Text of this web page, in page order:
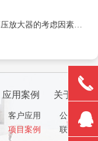
放大器的考虑因素以
公司介绍
联系方式
客户应用
项目案例
关于我们
应用案例
끅
뀩